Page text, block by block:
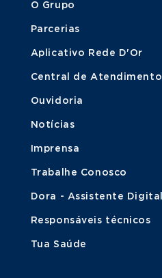
O Grupo
Parcerias
Aplicativo Rede D'Or
Central de Atendimento
Ouvidoria
Notícias
Imprensa
Trabalhe Conosco
Dora - Assistente Digital
Responsáveis técnicos
Tua Saúde